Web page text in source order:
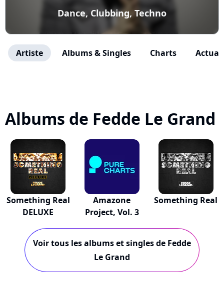
Dance, Clubbing, Techno
Artiste Albums & Singles Charts
Albums de Fedde Le Grand
Something Real
DELUXE
Amazone
Project, Vol. 3
Something Real
Voir tous les albums et singles de Fedde
Le Grand